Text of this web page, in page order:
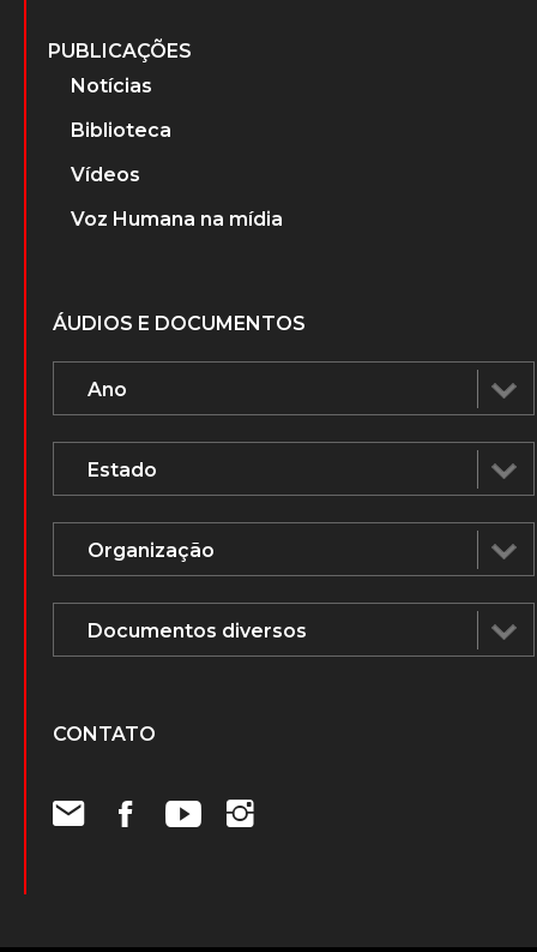
PUBLICAÇÕES
Notícias
Biblioteca
Vídeos
Voz Humana na mídia
ÁUDIOS E DOCUMENTOS
CONTATO